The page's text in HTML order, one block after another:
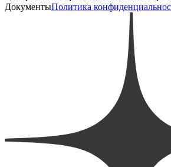
ДокументыПолитика